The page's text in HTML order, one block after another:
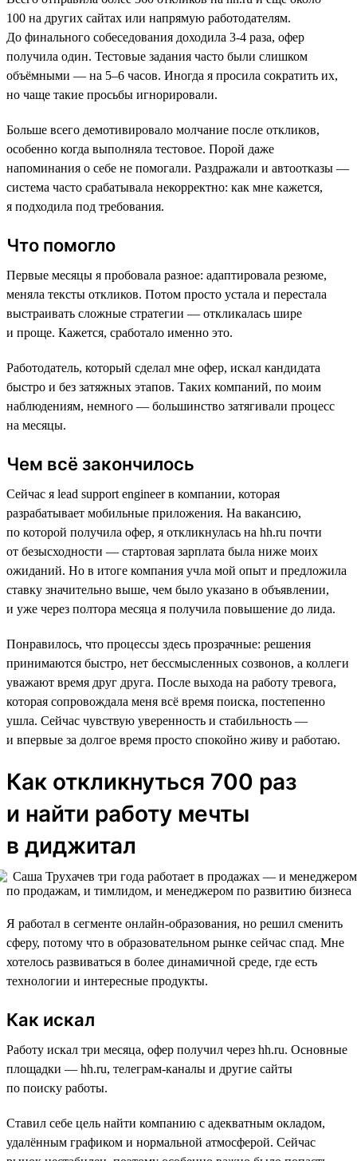
100 на других сайтах или напрямую работодателям.
До финального собеседования доходила 3-4 раза, офер
получила один. Тестовые задания часто были слишком
объёмными — на 5–6 часов. Иногда я просила сократить их,
но чаще такие просьбы игнорировали.
Больше всего демотивировало молчание после откликов,
особенно когда выполняла тестовое. Порой даже
напоминания о себе не помогали. Раздражали и автоотказы —
система часто срабатывала некорректно: как мне кажется,
я подходила под требования.
Что помогло
Первые месяцы я пробовала разное: адаптировала резюме,
меняла тексты откликов. Потом просто устала и перестала
выстраивать сложные стратегии — откликалась шире
и проще. Кажется, сработало именно это.
Работодатель, который сделал мне офер, искал кандидата
быстро и без затяжных этапов. Таких компаний, по моим
наблюдениям, немного — большинство затягивали процесс
на месяцы.
Чем всё закончилось
Сейчас я lead support engineer в компании, которая
разрабатывает мобильные приложения. На вакансию,
по которой получила офер, я откликнулась на hh.ru почти
от безысходности — стартовая зарплата была ниже моих
ожиданий. Но в итоге компания учла мой опыт и предложила
ставку значительно выше, чем было указано в объявлении,
и уже через полтора месяца я получила повышение до лида.
Понравилось, что процессы здесь прозрачные: решения
принимаются быстро, нет бессмысленных созвонов, а коллеги
уважают время друг друга. После выхода на работу тревога,
которая сопровождала меня всё время поиска, постепенно
ушла. Сейчас чувствую уверенность и стабильность —
и впервые за долгое время просто спокойно живу и работаю.
Как откликнуться 700 раз
и найти работу мечты
в диджитал
Я работал в сегменте онлайн-образования, но решил сменить
сферу, потому что в образовательном рынке сейчас спад. Мне
хотелось развиваться в более динамичной среде, где есть
технологии и интересные продукты.
Как искал
Работу искал три месяца, офер получил через hh.ru. Основные
площадки — hh.ru, телеграм-каналы и другие сайты
по поиску работы.
Ставил себе цель найти компанию с адекватным окладом,
удалённым графиком и нормальной атмосферой. Сейчас